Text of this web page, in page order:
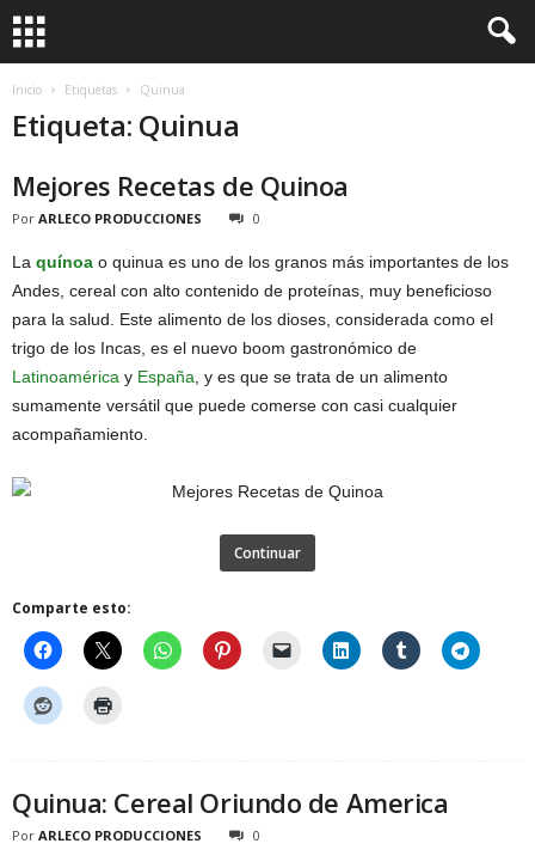
Inicio Etiquetas Quinua
Etiqueta: Quinua
Mejores Recetas de Quinoa
Por ARLECO PRODUCCIONES 0
La quínoa o quinua es uno de los granos más importantes de los
Andes, cereal con alto contenido de proteínas, muy beneficioso
para la salud. Este alimento de los dioses, considerada como el
trigo de los Incas, es el nuevo boom gastronómico de
Latinoamérica y España , y es que se trata de un alimento
sumamente versátil que puede comerse con casi cualquier
acompañamiento.
Continuar
Comparte esto:
Quinua: Cereal Oriundo de America
Por ARLECO PRODUCCIONES 0